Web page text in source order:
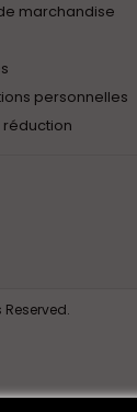
Reserved.
marchandise
personnelles
réduction